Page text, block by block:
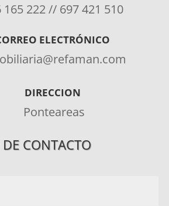
165 222 // 697 421 510
ELECTRÓNICO
DIRECCION
Ponteareas
CONTACTO